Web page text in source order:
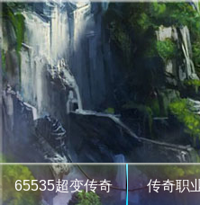
65535超变传奇 传奇职